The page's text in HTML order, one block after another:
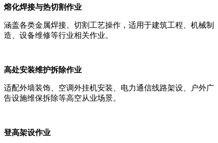
熔化焊接与热切割作业
涵盖各类金属焊接、切割工艺操作，适用于建筑工程、机械制
造、设备维修等行业相关作业。
高处安装维护拆除作业
适配外墙装饰、空调外挂机安装、电力通信线路架设、户外广
告设施维保拆除等高空从业场景。
登高架设作业